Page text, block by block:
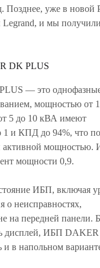
уже в новой
Legrand, и мы
DK PLUS
— это
мощностью от
5 до 10 кВА имеют
и КПД до 94%, что
активной мощностью.
мощности 0,9.
ИБП, включая
о неисправностях,
на передней панели.
дисплей, ИБП
и в напольном